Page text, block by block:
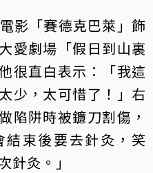
影「賽德克巴萊」飾
愛劇場「假日到山裏
很直白表示：「我這
少，太可惜了！」右
陷阱時被鐮刀割傷，
束後要去針灸，笑
針灸。」